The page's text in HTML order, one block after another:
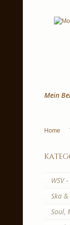
Mein
Home
WSV
Ska &
Soul,